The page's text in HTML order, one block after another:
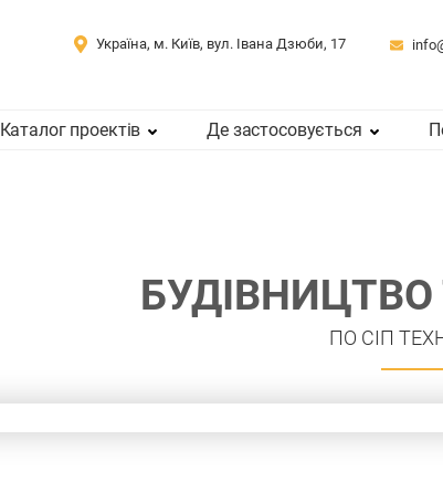
Україна, м. Київ, вул. Івана Дзюби, 17
Каталог проектів Де застосовується
БУДIВНИЦТВО
ПО СIП